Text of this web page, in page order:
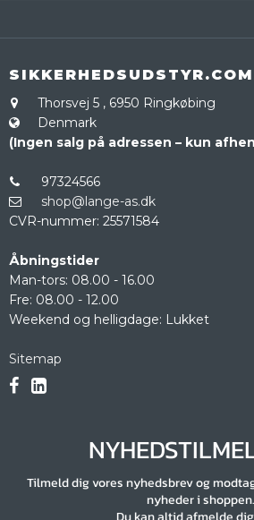
SIKKERHEDSUDSTYR.COM
Thorsvej 5 , 6950 Ringkøbing
Denmark
(Ingen salg på adressen – kun
97324566
shop@lange-as.dk
CVR-nummer: 25571584
Åbningstider
Man-tors: 08.00 - 16.00
Fre: 08.00 - 12.00
Weekend og helligdage: Lukket
Sitemap
Tilmeld dig vores nyhedsbrev og
nyheder i shoppen.